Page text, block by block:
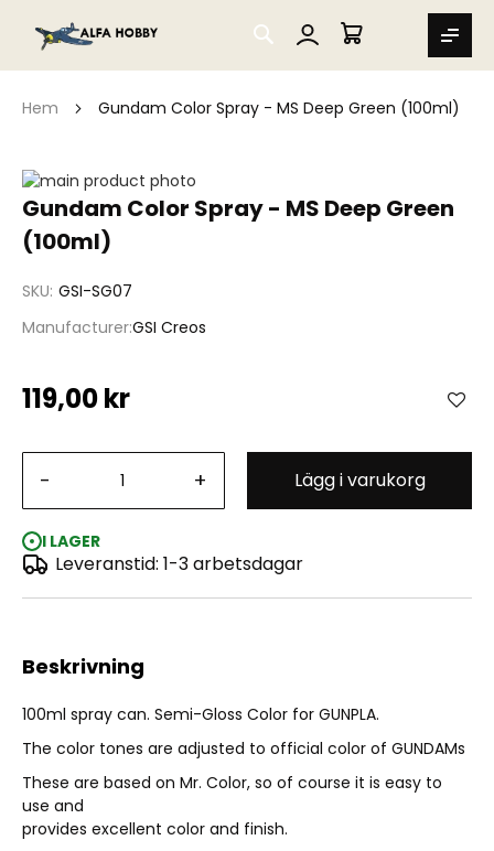
SEARCH
MIN VARUKORG
Hem Gundam Color Spray - MS Deep Green (100ml)
Gundam Color Spray - MS Deep Green
(100ml)
SKU GSI-SG07
ManufacturerGSI Creos
119,00 kr
- + Lägg i varukorg
I LAGER
Leveranstid: 1-3 arbetsdagar
Hoppa
till
slutet
av
Gundam Color Spray - MS Deep Green (100ml)
Hoppa
till
början
bildgalleriet
Beskrivning
100ml spray can. Semi-Gloss Color for GUNPLA.
The color tones are adjusted to official color of GUNDAMs
These are based on Mr. Color, so of course it is easy to
use and
provides excellent color and finish.